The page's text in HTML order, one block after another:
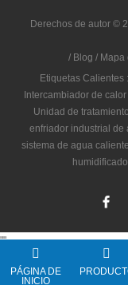
Derechos de autor ©
/ Blog / Mapa
Etiquetas Calientes :
Intercambiador de
Unidad de
enfriador industrial de
sistema de agua
""
PÁGINA DE
INICIO